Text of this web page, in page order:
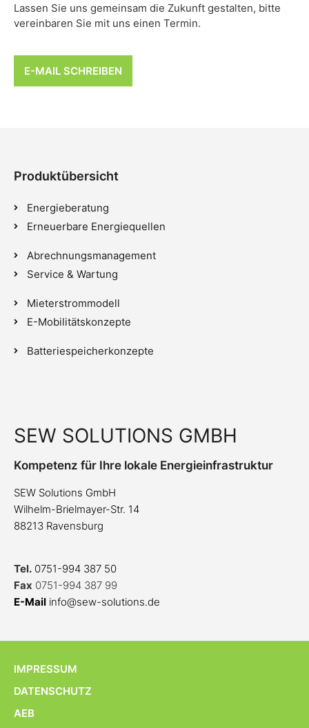
Lassen Sie uns gemeinsam die Zukunft gestalten, bitte
vereinbaren Sie mit uns einen Termin.
E-MAIL SCHREIBEN
Produktübersicht
Energieberatung
Erneuerbare Energiequellen
Abrechnungsmanagement
Service & Wartung
Mieterstrommodell
E-Mobilitätskonzepte
Batteriespeicherkonzepte
SEW SOLUTIONS GMBH
Kompetenz für Ihre lokale Energieinfrastruktur
SEW Solutions GmbH
Wilhelm-Brielmayer-Str. 14
88213 Ravensburg
Tel. 0751-994 387 50
Fax 0751-994 387 99
E-Mail info@sew-solutions.de
IMPRESSUM
DATENSCHUTZ
AEB